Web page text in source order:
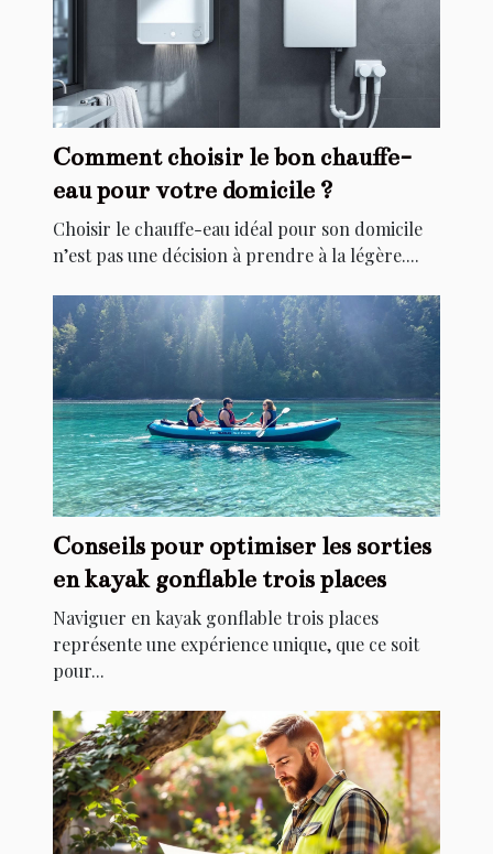
Comment choisir le bon chauffe-
eau pour votre domicile ?
Choisir le chauffe-eau idéal pour son domicile
n’est pas une décision à prendre à la légère....
Conseils pour optimiser les sorties
en kayak gonflable trois places
Naviguer en kayak gonflable trois places
représente une expérience unique, que ce soit
pour...